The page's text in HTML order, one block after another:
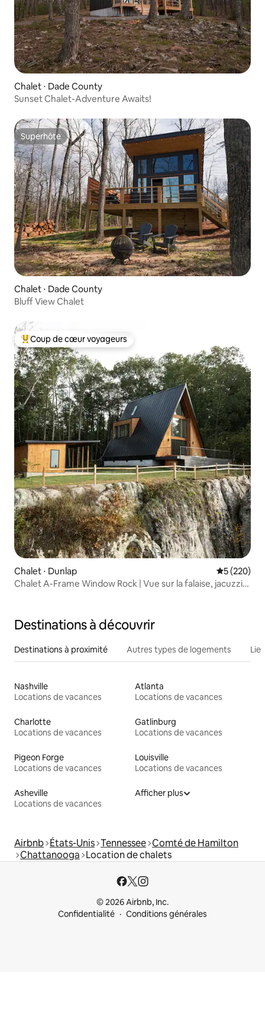
Chalet ⋅ Dade County
Sunset Chalet-Adventure Awaits!
Superhôte
Superhôte
Chalet ⋅ Dade County
Bluff View Chalet
Coups de cœur voyageurs les plus appréciés
Coup de cœur voyageurs
Chalet ⋅ Dunlap Évaluation
5 (220)
Chalet A-Frame Window Rock | Vue sur la falaise, jacuzzi,
Destinations à découvrir
Destinations à proximité Autres types de logements
Nashville
Locations de vacances
Atlanta
Locations de vacances
Charlotte
Locations de vacances
Gatlinburg
Locations de vacances
Pigeon Forge
Locations de vacances
Louisville
Locations de vacances
Asheville
Locations de vacances
Afficher plus
Airbnb États-Unis Tennessee Comté de Hamilton
Chattanooga Location de chalets
© 2026 Airbnb, Inc.
Confidentialité
Conditions générales